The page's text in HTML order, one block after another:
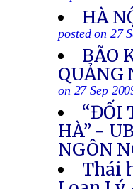
HÀ
posted on 27
BÃO
QUẢNG
on 27 Sep
“ĐỐI
HÀ” -
NGÔN
Thái